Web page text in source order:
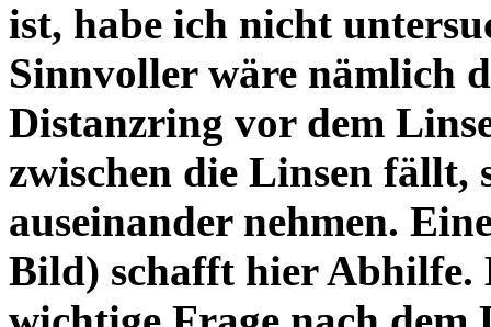
ist, habe ich nicht
Sinnvoller wäre nämlich
Distanzring vor dem
zwischen die Linsen fällt,
auseinander nehmen.
Bild) schafft hier Abhilfe.